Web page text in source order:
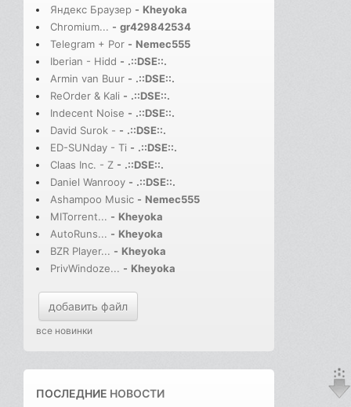
Яндекс Браузер - Kheyoka
Chromium... - gr429842534
Telegram + Por - Nemec555
Iberian - Hidd - .::DSE::.
Armin van Buur - .::DSE::.
ReOrder & Kali - .::DSE::.
Indecent Noise - .::DSE::.
David Surok - - .::DSE::.
ED-SUNday - Ti - .::DSE::.
Claas Inc. - Z - .::DSE::.
Daniel Wanrooy - .::DSE::.
Ashampoo Music - Nemec555
MITorrent... - Kheyoka
AutoRuns... - Kheyoka
BZR Player... - Kheyoka
PrivWindoze... - Kheyoka
добавить файл
все новинки
ПОСЛЕДНИЕ НОВОСТИ